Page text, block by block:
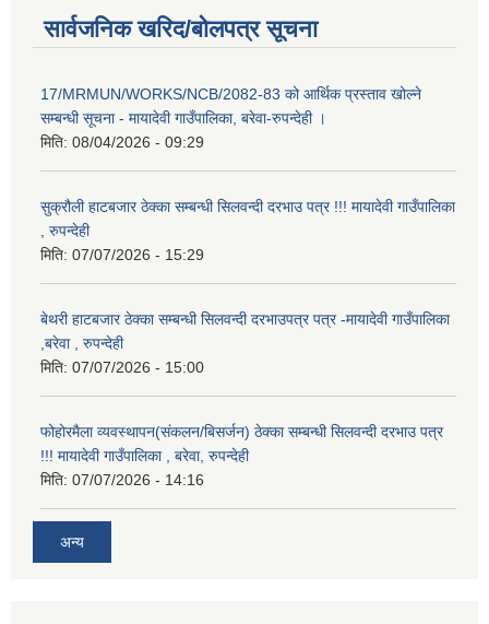
सार्वजनिक खरिद/बोलपत्र सूचना
17/MRMUN/WORKS/NCB/2082-83 को आर्थिक प्रस्ताव खोल्ने
सम्बन्धी सूचना - मायादेवी गाउँपालिका, बरेवा-रुपन्देही ।
मिति: 08/04/2026 - 09:29
सुक्रौली हाटबजार ठेक्का सम्बन्धी सिलवन्दी दरभाउ पत्र !!! मायादेवी गाउँपालिका
, रुपन्देही
मिति: 07/07/2026 - 15:29
बेथरी हाटबजार ठेक्का सम्बन्धी सिलवन्दी दरभाउपत्र पत्र -मायादेवी गाउँपालिका
,बरेवा , रुपन्देही
मिति: 07/07/2026 - 15:00
फोहोरमैला व्यवस्थापन(संकलन/बिसर्जन) ठेक्का सम्बन्धी सिलवन्दी दरभाउ पत्र
!!! मायादेवी गाउँपालिका , बरेवा, रुपन्देही
मिति: 07/07/2026 - 14:16
अन्य